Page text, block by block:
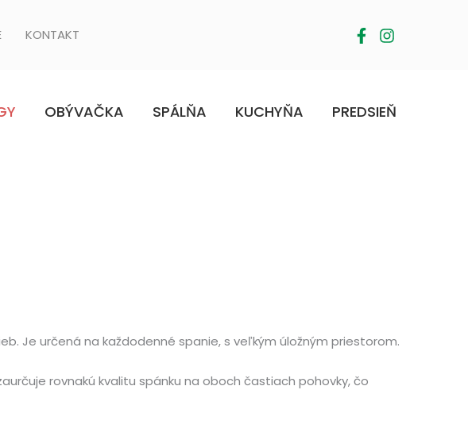
KONTAKT
OBÝVAČKA SPÁLŇA KUCHYŇA PREDSIEŇ
Je určená na každodenné spanie, s veľkým úložným priestorom.
rovnakú kvalitu spánku na oboch častiach pohovky, čo